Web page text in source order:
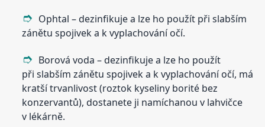
Ophtal – dezinfikuje a lze ho použít při slabším
zánětu spojivek a k vyplachování očí.
Borová voda – dezinfikuje a lze ho použít
při slabším zánětu spojivek a k vyplachování očí, má
kratší trvanlivost (roztok kyseliny borité bez
konzervantů), dostanete ji namíchanou v lahvičce
v lékárně.